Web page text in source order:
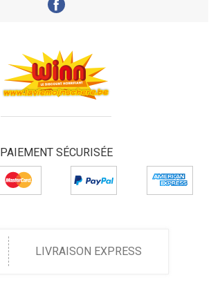
PAIEMENT SÉCURISÉE
LIVRAISON EXPRESS